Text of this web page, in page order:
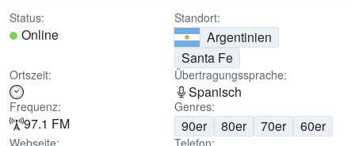
Status:
Online
Standort:
Argentinien
Santa Fe
Ortszeit: Übertragungssprache:
Spanisch
Frequenz:
97.1 FM
Genres:
90er 80er 70er 60er
Webseite: Telefon: